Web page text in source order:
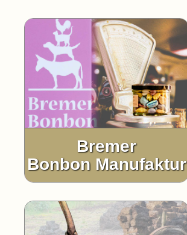
Bremer
Bonbon Manufaktur